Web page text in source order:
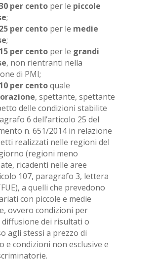
per centoper le piccole
;
25 per centoper le medie
;
15 per centoper le grandi
, non rientranti nella
di PMI;
10 per centoquale
, spettante, spettante
delle condizioni stabilite
6 dell’articolo 25 del
n. 651/2014 in relazione
realizzati nelle regioni del
(regioni meno
ricadenti nelle aree
107, paragrafo 3, lettera
a quelli che prevedono
con piccole e medie
ovvero condizioni per
diffusione dei risultati o
agli stessi a prezzo di
e condizioni non esclusive e